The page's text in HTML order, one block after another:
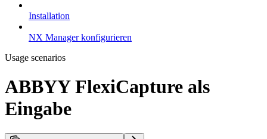
Installation
NX Manager konfigurieren
Usage scenarios
ABBYY FlexiCapture als
Eingabe